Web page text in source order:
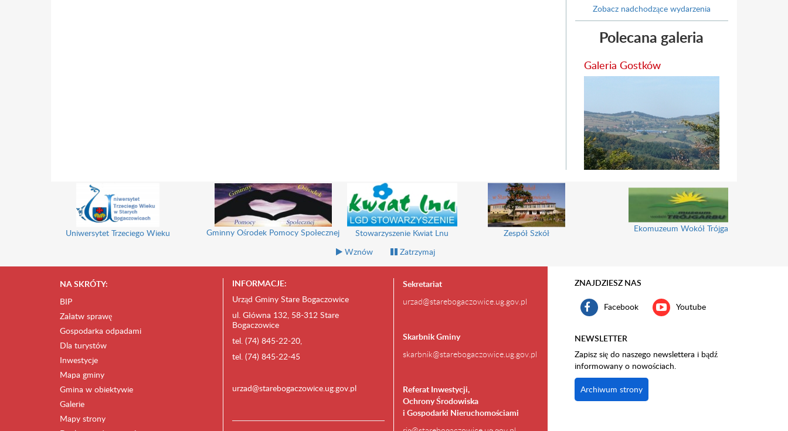
Zobacz nadchodzące wydarzenia
Polecana galeria
Galeria Gostków
Uniwersytet Trzeciego Wieku Gminny Ośrodek Pomocy Społecznej Stowarzyszenie Kwiat Lnu Zespół Szkół Ekomuzeum Wokół Trójgarbu
Wznów Zatrzymaj
NA SKRÓTY:
BIP
Załatw sprawę
Gospodarka odpadami
Dla turystów
Inwestycje
Mapa gminy
Gmina w obiektywie
Galerie
Mapy strony
INFORMACJE:
Urząd Gminy Stare Bogaczowice
ul. Główna 132, 58-312 Stare
Bogaczowice
tel. (74) 845-22-20,
tel. (74) 845-22-45
urzad@starebogaczowice.ug.gov.pl
Sekretariat
urzad@starebogaczowice.ug.gov.pl
Skarbnik Gminy
skarbnik@starebogaczowice.ug.gov.pl
Referat Inwestycji,
Ochrony Środowiska
i Gospodarki Nieruchomościami
ZNAJDZIESZ NAS
Facebook Youtube
NEWSLETTER
Zapisz się do naszego newslettera i bądź
informowany o nowościach.
Archiwum strony